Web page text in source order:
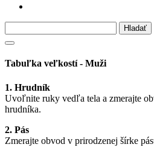
Tabuľka veľkostí - Muži
1. Hrudník
Uvoľnite ruky vedľa tela a zmerajte
hrudníka.
2. Pás
Zmerajte obvod v prirodzenej šírke